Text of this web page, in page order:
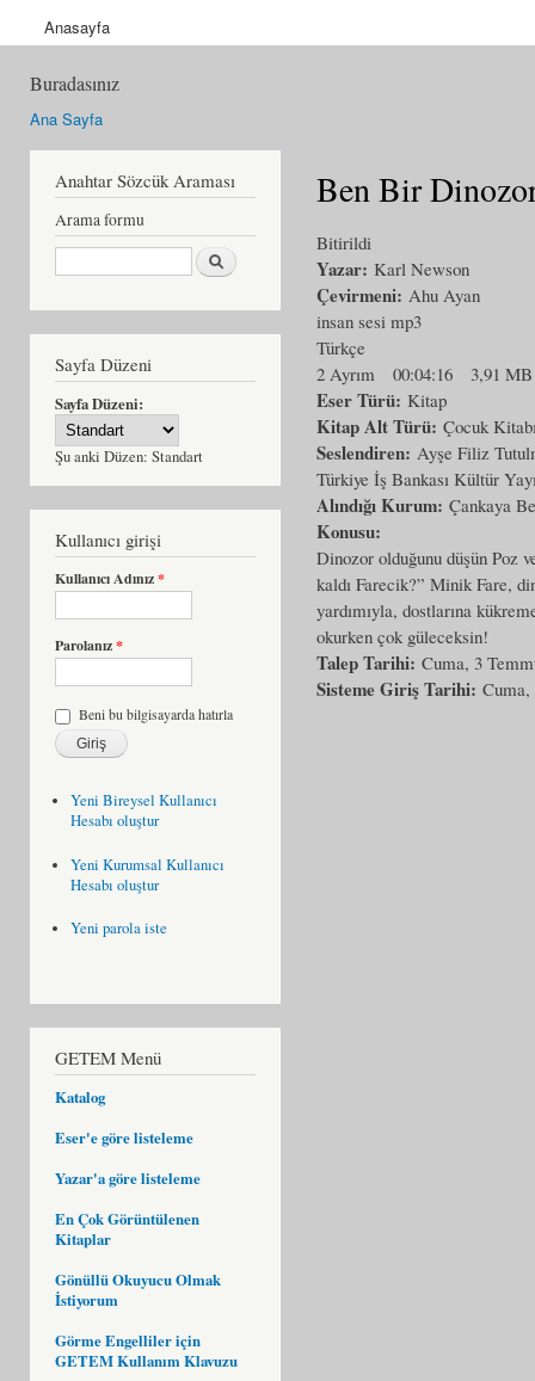
Anasayfa
Buradasınız
Ana Sayfa
Anahtar Sözcük Araması
Arama formu
Ara
Sayfa Düzeni
Sayfa Düzeni:
Şu anki Düzen: Standart
Kullanıcı girişi
Kullanıcı Adınız*
Parolanız*
Beni bu bilgisayarda hatırla
Yeni Bireysel Kullanıcı
Hesabı oluştur
Yeni Kurumsal Kullanıcı
Hesabı oluştur
Yeni parola iste
GETEM Menü
Katalog
Eser'e göre listeleme
Yazar'a göre listeleme
En Çok Görüntülenen
Kitaplar
Gönüllü Okuyucu Olmak
İstiyorum
Görme Engelliler için
GETEM Kullanım Klavuzu
Ben Bir
Bitirildi
Yazar: Karl Newson
Çevirmeni: Ahu Ayan
insan sesi mp3
Türkçe
2 Ayrım
00:04:16 3,91 MB
Eser Türü: Kitap
Kitap Alt Türü: Çocuk
Seslendiren: Ayşe Filiz
Türkiye İş Bankası Kültür
Alındığı Kurum: Çankaya
Konusu:
Dinozor olduğunu düşün Poz
kaldı Farecik?” Minik Fare,
yardımıyla, dostlarına
okurken çok güleceksin!
Talep Tarihi: Cuma, 3
Sisteme Giriş Tarihi: Cuma,